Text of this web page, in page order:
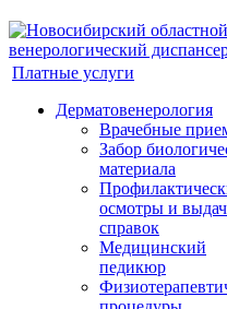
Платные услуги
Дерматовенерология
Врачебные
Забор
материала
осмотры и
справок
Медицинский
педикюр